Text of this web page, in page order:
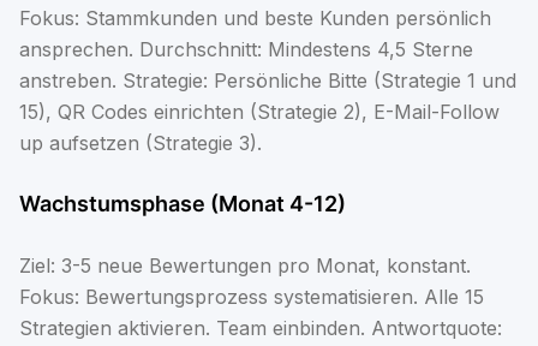
Fokus: Stammkunden und beste Kunden persönlich
ansprechen. Durchschnitt: Mindestens 4,5 Sterne
anstreben. Strategie: Persönliche Bitte (Strategie 1 und
15), QR Codes einrichten (Strategie 2), E-Mail-Follow
up aufsetzen (Strategie 3).
Wachstumsphase (Monat 4-12)
Ziel: 3-5 neue Bewertungen pro Monat, konstant.
Fokus: Bewertungsprozess systematisieren. Alle 15
Strategien aktivieren. Team einbinden. Antwortquote: